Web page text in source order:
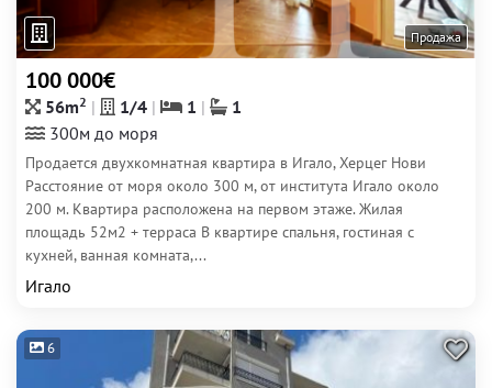
Продажа
100 000€
56m2 1/4 1
1
300м до моря
Продается двухкомнатная квартира в Игало, Херцег Нови
Расстояние от моря около 300 м, от института Игало около
200 м. Квартира расположена на первом этаже. Жилая
площадь 52м2 + терраса В квартире спальня, гостиная с
кухней, ванная комната,...
Игало
6